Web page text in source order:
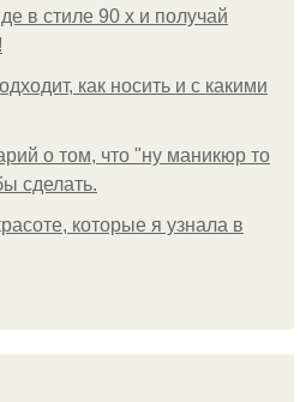
в стиле 90 х и получай
как носить и с какими
о том, что "ну маникюр то
сделать.
которые я узнала в